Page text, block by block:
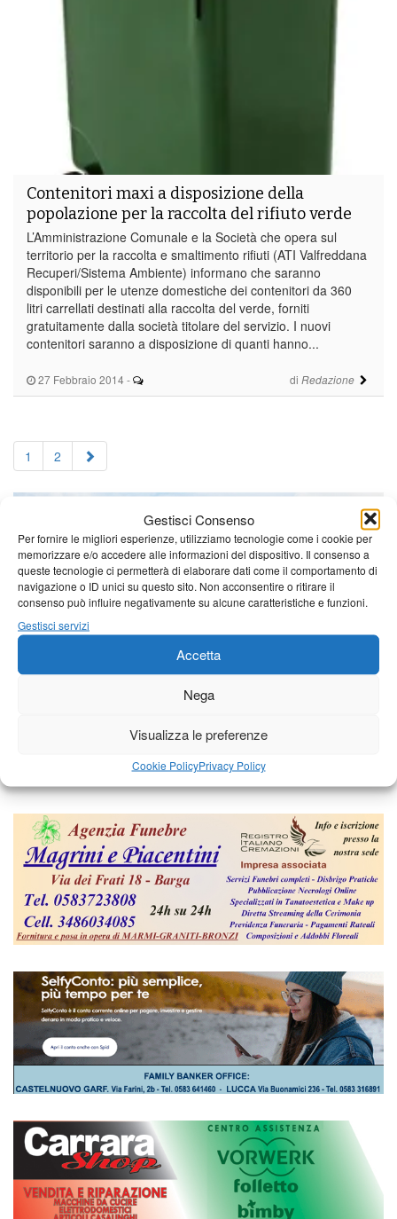
Gestisci Consenso
Per fornire le migliori esperienze, utilizziamo tecnologie come i cookie per
memorizzare e/o accedere alle informazioni del dispositivo. Il consenso a
queste tecnologie ci permetterà di elaborare dati come il comportamento di
navigazione o ID unici su questo sito. Non acconsentire o ritirare il
consenso può influire negativamente su alcune caratteristiche e funzioni.
Gestisci servizi
Accetta
Nega
Visualizza le preferenze
Cookie PolicyPrivacy Policy
27 Febbraio 2014 - di Redazione
Contenitori maxi a disposizione della
popolazione per la raccolta del rifiuto verde
L’Amministrazione Comunale e la Società che opera sul
territorio per la raccolta e smaltimento rifiuti (ATI Valfreddana
Recuperi/Sistema Ambiente) informano che saranno
disponibili per le utenze domestiche dei contenitori da 360
litri carrellati destinati alla raccolta del verde, forniti
gratuitamente dalla società titolare del servizio. I nuovi
contenitori saranno a disposizione di quanti hanno...
1 2